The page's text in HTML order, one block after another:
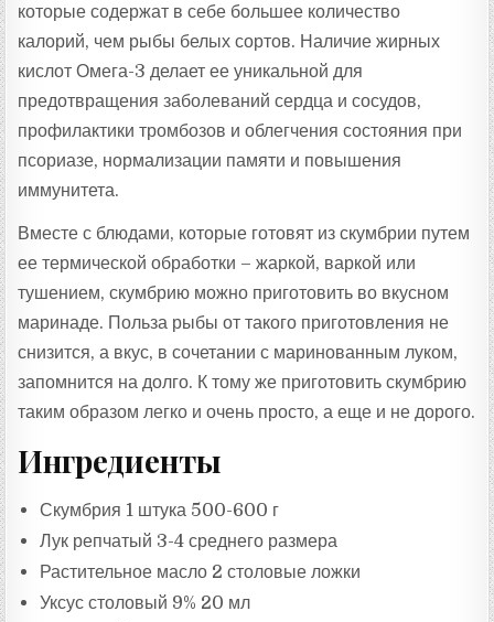
которые содержат в себе большее количество
калорий, чем рыбы белых сортов. Наличие жирных
кислот Омега-3 делает ее уникальной для
предотвращения заболеваний сердца и сосудов,
профилактики тромбозов и облегчения состояния при
псориазе, нормализации памяти и повышения
иммунитета.
Вместе с блюдами, которые готовят из скумбрии путем
ее термической обработки – жаркой, варкой или
тушением, скумбрию можно приготовить во вкусном
маринаде. Польза рыбы от такого приготовления не
снизится, а вкус, в сочетании с маринованным луком,
запомнится на долго. К тому же приготовить скумбрию
таким образом легко и очень просто, а еще и не дорого.
Ингредиенты
Скумбрия 1 штука 500-600 г
Лук репчатый 3-4 среднего размера
Растительное масло 2 столовые ложки
Уксус столовый 9% 20 мл